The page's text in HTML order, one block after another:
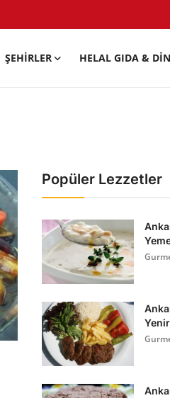
ŞEHIRLER HELAL GIDA &
Popüler Lezzetler